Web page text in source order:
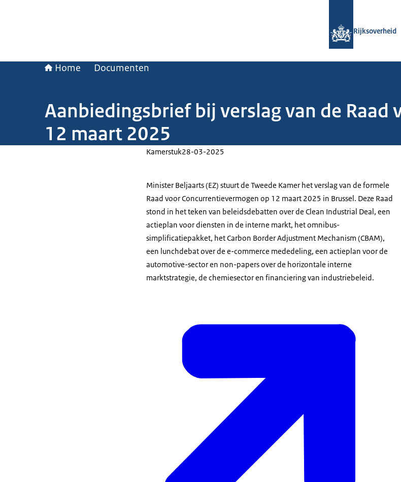
Rijksoverheid
Home Documenten
Aanbiedingsbrief bij verslag van de Raad
12 maart 2025
Kamerstuk28-03-2025
Minister Beljaarts (EZ) stuurt de Tweede Kamer het verslag van de formele
Raad voor Concurrentievermogen op 12 maart 2025 in Brussel. Deze Raad
stond in het teken van beleidsdebatten over de Clean Industrial Deal, een
actieplan voor diensten in de interne markt, het omnibus-
simplificatiepakket, het Carbon Border Adjustment Mechanism (CBAM),
een lunchdebat over de e-commerce mededeling, een actieplan voor de
automotive-sector en non-papers over de horizontale interne
marktstrategie, de chemiesector en financiering van industriebeleid.